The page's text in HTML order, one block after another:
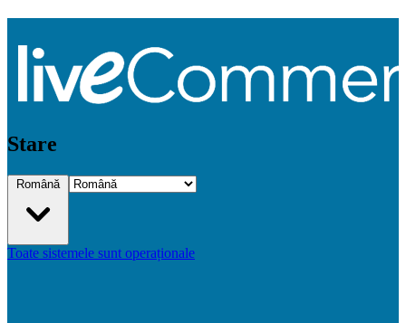
Stare
Română
Toate sistemele sunt operaționale